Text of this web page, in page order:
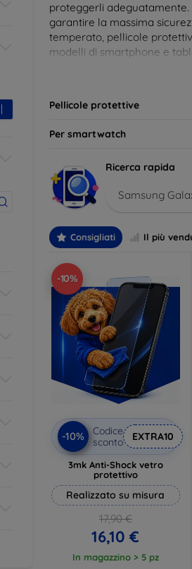
proteggerli
garantire la massima
temperato, pellicole
modelli di smartphone e
ideale per le tue esigenze
Pellicole protettive
Per smartwatch
Ricerca rapida
Samsung
Consigliati Il più
-10%
-10%
Codice
sconto
EXTRA10
3mk Anti-Shock vetro
protettivo
Realizzato su misura
17,90 €
16,10 €
In magazzino > 5 pz